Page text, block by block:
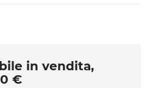
in vendita,
€